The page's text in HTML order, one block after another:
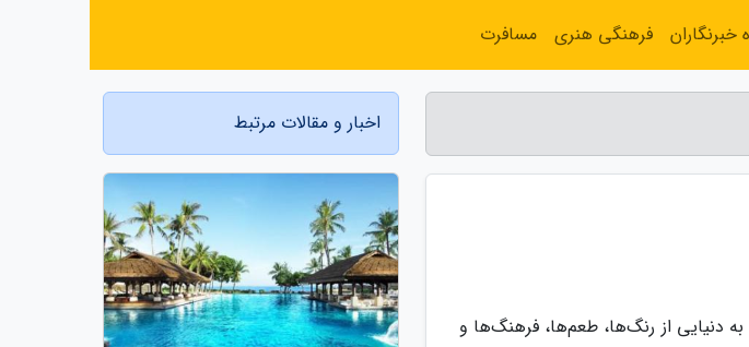
دنیایی از رنگ‌ها، طعم‌ها، فرهنگ‌ها و
اخبار و مقالات مرتبط
خبرنگاران فرهنگی هنری مسافرت